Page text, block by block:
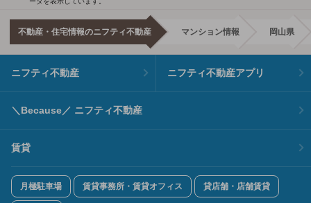
不動産・住宅情報のニフティ不動産 マンション情報 岡山県
ニフティ不動産 ニフティ不動産アプリ
＼Because／ ニフティ不動産
賃貸
月極駐車場 賃貸事務所・賃貸オフィス 貸店舗・店舗賃貸